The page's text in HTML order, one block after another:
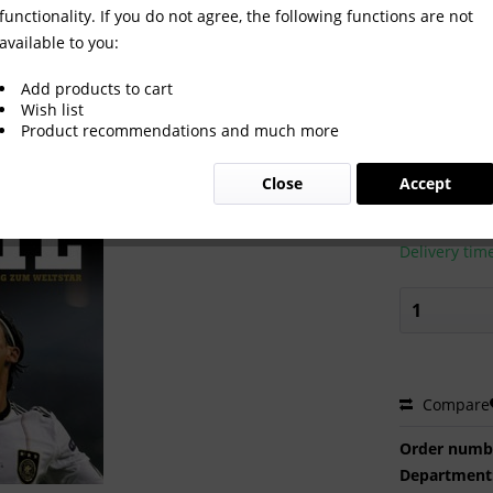
Weltstar
€18.00
Prices incl. VAT
Ready to
Delivery
Compare
Order
functionality. If you do not agree, the following functions are not
available to you:
Add products to cart
Wish list
Product recommendations and much more
Accept
Close